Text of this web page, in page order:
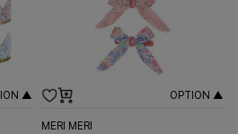
▲ OPTION ▲
MERI MERI